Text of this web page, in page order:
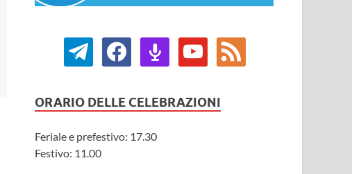
ORARIO DELLE CELEBRAZIONI
Feriale e prefestivo: 17.30
Festivo: 11.00